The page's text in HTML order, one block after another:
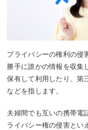
プライバシーの権利の侵
勝手に誰かの情報を収集
保有して利用したり、第
などを指します。
夫婦間でも互いの携帯電
ライバシー権の侵害とい